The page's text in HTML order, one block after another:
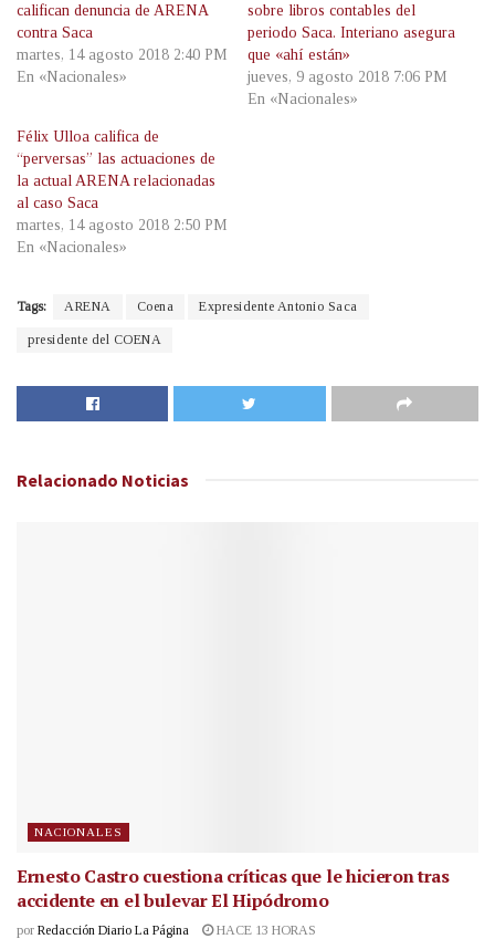
califican denuncia de ARENA
contra Saca
martes, 14 agosto 2018 2:40 PM
En «Nacionales»
sobre libros contables del
periodo Saca. Interiano asegura
que «ahí están»
jueves, 9 agosto 2018 7:06 PM
En «Nacionales»
Félix Ulloa califica de
“perversas” las actuaciones de
la actual ARENA relacionadas
al caso Saca
martes, 14 agosto 2018 2:50 PM
En «Nacionales»
Tags: ARENA Coena Expresidente Antonio Saca
presidente del COENA
Relacionado Noticias
NACIONALES
Ernesto Castro cuestiona críticas que le hicieron tras
accidente en el bulevar El Hipódromo
por Redacción Diario La Página HACE 13 HORAS